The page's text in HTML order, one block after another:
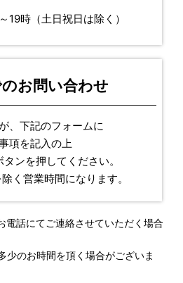
19時（土日祝日は除く）
お問い合わせ
、下記のフォームに
項を記入の上
タンを押してください。
く営業時間になります。
電話にてご連絡させていただく場合
少のお時間を頂く場合がございま